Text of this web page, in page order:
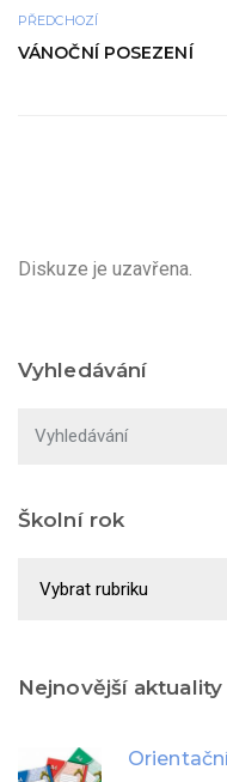
PŘEDCHOZÍ
VÁNOČNÍ POSEZENÍ
Diskuze je uzavřena.
Vyhledávání
Školní rok
rok
Nejnovější aktuality